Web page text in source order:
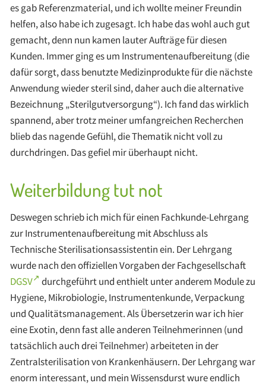
es gab Referenzmaterial, und ich wollte meiner Freundin
helfen, also habe ich zugesagt. Ich habe das wohl auch gut
gemacht, denn nun kamen lauter Aufträge für diesen
Kunden. Immer ging es um Instrumentenaufbereitung (die
dafür sorgt, dass benutzte Medizinprodukte für die nächste
Anwendung wieder steril sind, daher auch die alternative
Bezeichnung „Sterilgutversorgung“). Ich fand das wirklich
spannend, aber trotz meiner umfangreichen Recherchen
blieb das nagende Gefühl, die Thematik nicht voll zu
durchdringen. Das gefiel mir überhaupt nicht.
Weiterbildung tut not
Deswegen schrieb ich mich für einen Fachkunde-Lehrgang
zur Instrumentenaufbereitung mit Abschluss als
Technische Sterilisationsassistentin ein. Der Lehrgang
wurde nach den offiziellen Vorgaben der Fachgesellschaft
DGSV
durchgeführt und enthielt unter anderem Module zu
Hygiene, Mikrobiologie, Instrumentenkunde, Verpackung
und Qualitätsmanagement. Als Übersetzerin war ich hier
eine Exotin, denn fast alle anderen Teilnehmerinnen (und
tatsächlich auch drei Teilnehmer) arbeiteten in der
Zentralsterilisation von Krankenhäusern. Der Lehrgang war
enorm interessant, und mein Wissensdurst wure endlich